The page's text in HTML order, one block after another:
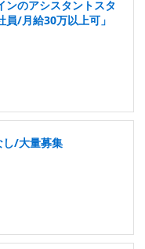
ンのアシスタントスタ
/月給30万以上可」
し/大量募集